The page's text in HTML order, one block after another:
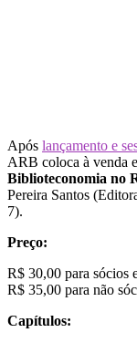
Após lançamento e
ARB coloca à venda
Biblioteconomia no
Pereira Santos
7).
Preço:
R$ 30,00 para sócios
R$ 35,00 para não
Capítulos: